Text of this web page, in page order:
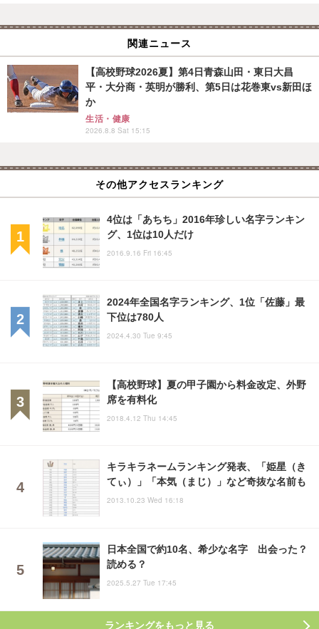
関連ニュース
【高校野球2026夏】第4日青森山田・東日大昌
平・大分商・英明が勝利、第5日は花巻東vs新田ほ
か
生活・健康
2026.8.8 Sat 15:15
その他アクセスランキング
4位は「あちち」2016年珍しい名字ランキン
グ、1位は10人だけ
2016.9.16 Fri 16:45
2024年全国名字ランキング、1位「佐藤」最
下位は780人
2024.4.30 Tue 9:45
【高校野球】夏の甲子園から料金改定、外野
席を有料化
2018.4.12 Thu 14:45
キラキラネームランキング発表、「姫星（き
てぃ）」「本気（まじ）」など奇抜な名前も
2013.10.23 Wed 16:18
日本全国で約10名、希少な名字 出会った？
読める？
2025.5.27 Tue 17:45
ランキングをもっと見る